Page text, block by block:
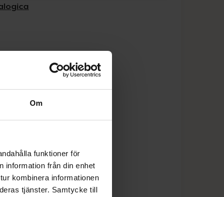
Om
funktioner för
information från din enhet
kombinera informationen
tjänster. Samtycke till